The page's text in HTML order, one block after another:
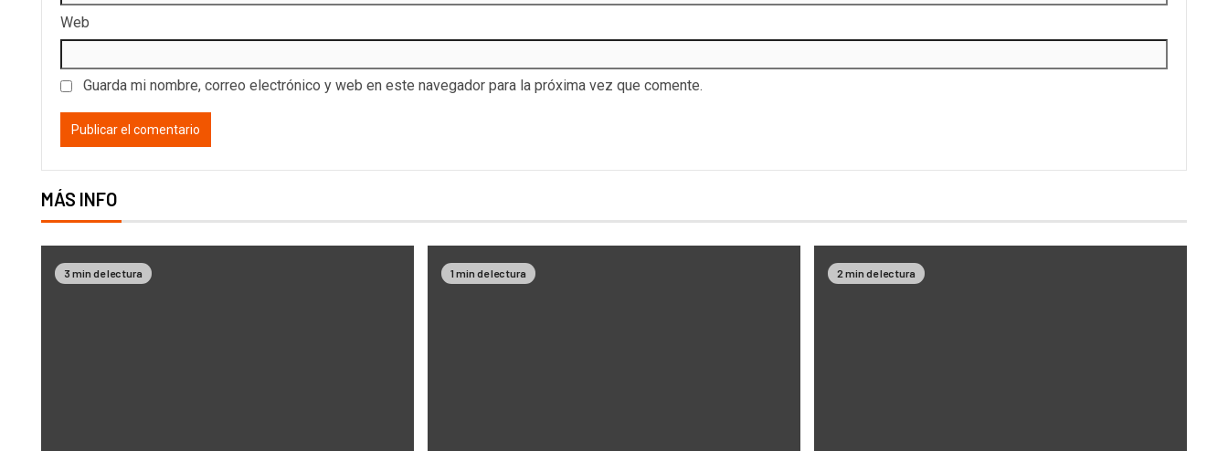
Web
Guarda mi nombre, correo electrónico y web en este navegador para la próxima vez que comente.
MÁS INFO
3 min de lectura 1 min de lectura 2 min de lectura